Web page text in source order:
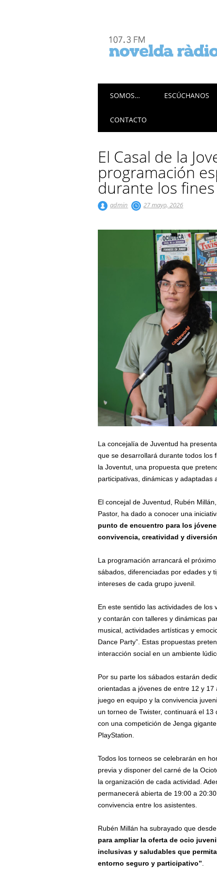
Menú principal
SOMOS… ESCÚCHANOS
CONTACTO
El Casal de la
programación
durante los
admin 27 mayo, 2026
La concejalía de Juventud ha
que se desarrollará durante todos los
la Joventut, una propuesta que
participativas, dinámicas y adaptadas
El concejal de Juventud, Rubén
Pastor, ha dado a conocer una
punto de encuentro para los
convivencia, creatividad y
La programación arrancará el
sábados, diferenciadas por edades y
intereses de cada grupo juvenil.
En este sentido las actividades de
y contarán con talleres y dinámicas
musical, actividades artísticas y
Dance Party”. Estas propuestas
interacción social en un ambiente
Por su parte los sábados estarán
orientadas a jóvenes de entre 12 y
juego en equipo y la convivencia
un torneo de Twister, continuará el
con una competición de Jenga
PlayStation.
Todos los torneos se celebrarán en
previa y disponer del carné de la
la organización de cada actividad.
permanecerá abierta de 19:00 a
convivencia entre los asistentes.
Rubén Millán ha subrayado que
para ampliar la oferta de ocio
inclusivas y saludables que
entorno seguro y participativo”